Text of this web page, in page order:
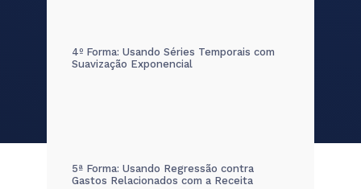
4º Forma: Usando Séries Temporais com
Suavização Exponencial
5ª Forma: Usando Regressão contra
Gastos Relacionados com a Receita